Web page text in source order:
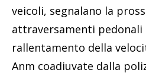
veicoli, segnalano la
attraversamenti pedonali
rallentamento della
Anm coadiuvate dalla